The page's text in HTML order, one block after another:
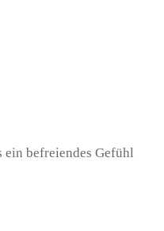
befreiendes Gefühl